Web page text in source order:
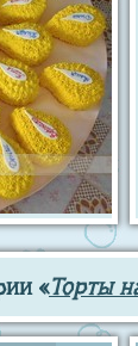
«Торты